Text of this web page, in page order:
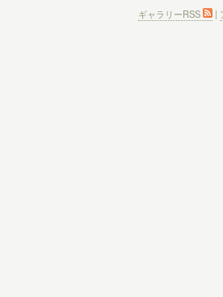
ギャラリーRSS |